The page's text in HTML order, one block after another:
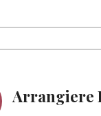
Arrangiere